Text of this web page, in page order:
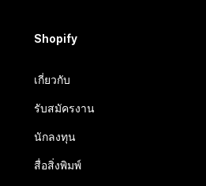
Shopify
เกี่ยวกับ
รับสมัครงาน
นักลงทุน
สื่อสิ่งพิมพ์